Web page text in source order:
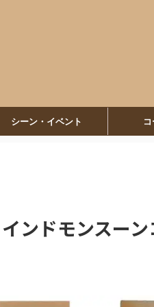
シーン・イベント
インドモンスー